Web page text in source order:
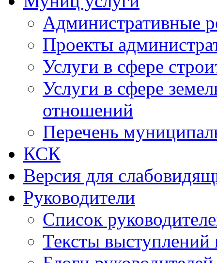
Административные
Проекты
Услуги в сфере
Услуги в сфере
отношений
Перечень
КСК
Версия для
Руководители
Список
Тексты выступлений